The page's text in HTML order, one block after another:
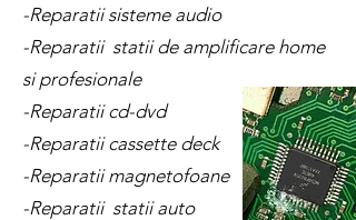
-Reparatii sisteme audio
-Reparatii statii de amplificare home
si profesionale
-Reparatii cd-dvd
-Reparatii cassette deck
-Reparatii magnetofoane
-Reparatii statii auto